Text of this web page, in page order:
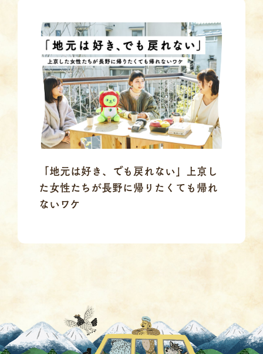
「地元は好き、でも戻れない」上京し
た女性たちが長野に帰りたくても帰れ
ないワケ